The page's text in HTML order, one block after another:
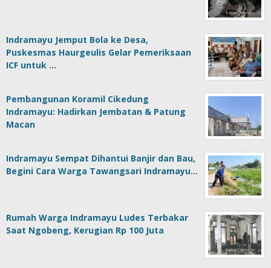
Indramayu Jemput Bola ke Desa,
Puskesmas Haurgeulis Gelar Pemeriksaan
ICF untuk …
Pembangunan Koramil Cikedung
Indramayu: Hadirkan Jembatan & Patung
Macan
Indramayu Sempat Dihantui Banjir dan Bau,
Begini Cara Warga Tawangsari Indramayu…
Rumah Warga Indramayu Ludes Terbakar
Saat Ngobeng, Kerugian Rp 100 Juta